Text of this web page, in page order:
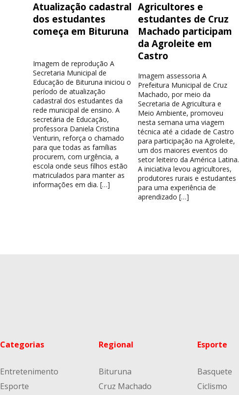
Atualização cadastral
dos estudantes
começa em Bituruna
Imagem de reprodução A
Secretaria Municipal de
Educação de Bituruna iniciou o
período de atualização
cadastral dos estudantes da
rede municipal de ensino. A
secretária de Educação,
professora Daniela Cristina
Venturin, reforça o chamado
para que todas as famílias
procurem, com urgência, a
escola onde seus filhos estão
matriculados para manter as
informações em dia. […]
Agricultores e
estudantes de Cruz
Machado participam
da Agroleite em
Castro
Imagem assessoria A
Prefeitura Municipal de Cruz
Machado, por meio da
Secretaria de Agricultura e
Meio Ambiente, promoveu
nesta semana uma viagem
técnica até a cidade de Castro
para participação na Agroleite,
um dos maiores eventos do
setor leiteiro da América Latina.
A iniciativa levou agricultores,
produtores rurais e estudantes
para uma experiência de
aprendizado […]
Categorias
Entretenimento
Esporte
Regional
Bituruna
Cruz Machado
Esporte
Basquete
Ciclismo